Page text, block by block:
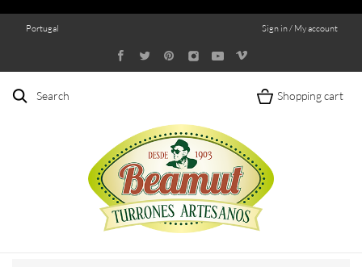
Sign in / My account
Portugal
Search Shopping cart